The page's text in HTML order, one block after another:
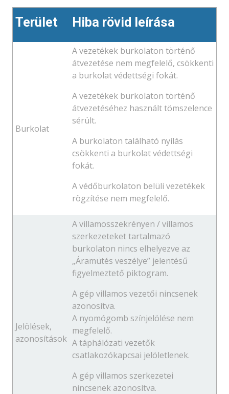
Terület Hiba rövid leírása
Burkolat
A vezetékek burkolaton történő
átvezetése nem megfelelő, csökkenti
a burkolat védettségi fokát.
A vezetékek burkolaton történő
átvezetéséhez használt tömszelence
sérült.
A burkolaton található nyílás
csökkenti a burkolat védettségi
fokát.
A védőburkolaton belüli vezetékek
rögzítése nem megfelelő.
Jelölések,
azonosítások
A villamosszekrényen / villamos
szerkezeteket tartalmazó
burkolaton nincs elhelyezve az
„Áramütés veszélye” jelentésű
figyelmeztető piktogram.
A gép villamos vezetői nincsenek
azonosítva.
A nyomógomb színjelölése nem
megfelelő.
A táphálózati vezetők
csatlakozókapcsai jelöletlenek.
A gép villamos szerkezetei
nincsenek azonosítva.